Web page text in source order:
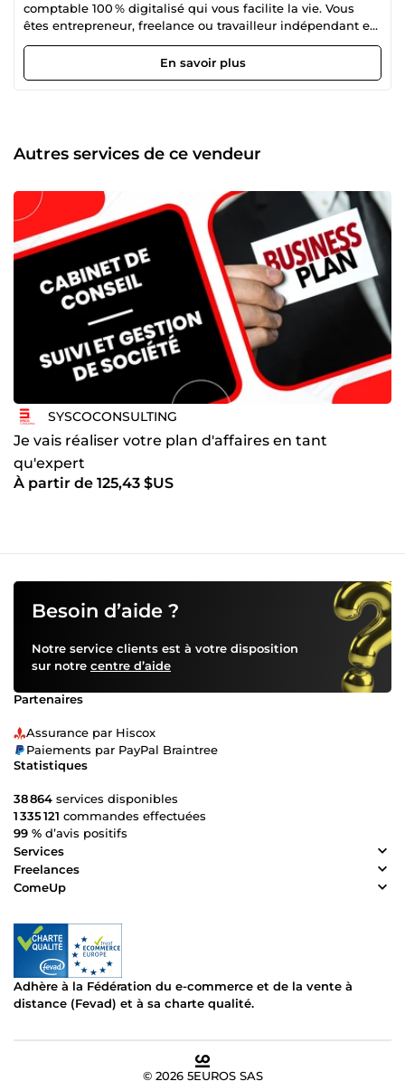
comptable 100 % digitalisé qui vous facilite la vie. Vous
êtes entrepreneur, freelance ou travailleur indépendant et
êtes à la recherche d’un partenaire qui connaît votre
métier et vos problématiques ? Je m'appelle Yasmine
Sayo, je suis Expert comptable à Sysco Consulting
l’étranger, j'accompagne les freelances et indépendants
dans la réalisation de leurs objectifs. Notre équipe met à
la croissance de votre activité.
En savoir plus
Autres services de ce vendeur
SYSCOCONSULTING
Je vais réaliser votre plan d'affaires en tant
qu'expert
À partir de 125,43 $US
Besoin d’aide ?
Notre service clients est à votre disposition
sur notre centre d’aide
Partenaires
Assurance par Hiscox
Paiements par PayPal Braintree
Statistiques
38 864 services disponibles
1 335 121 commandes effectuées
99 % d’avis positifs
Services
Freelances
ComeUp
Adhère à la Fédération du e-commerce et de la vente à
distance (Fevad) et à sa charte qualité.
© 2026 5EUROS SAS